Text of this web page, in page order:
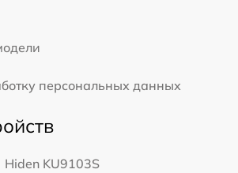
персональных данных
Hiden KU9103S